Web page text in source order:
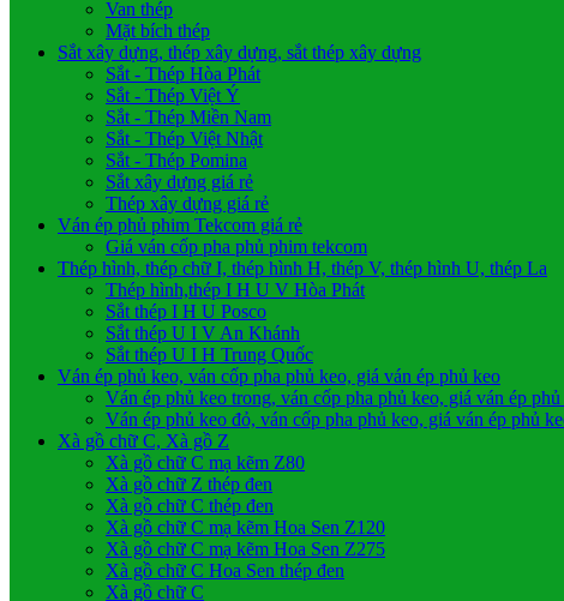
Van thép
Mặt bích thép
Sắt xây dựng, thép xây dựng, sắt thép xây dựng
Sắt - Thép Hòa Phát
Sắt - Thép Việt Ý
Sắt - Thép Miền Nam
Sắt - Thép Việt Nhật
Sắt - Thép Pomina
Sắt xây dựng giá rẻ
Thép xây dựng giá rẻ
Ván ép phủ phim Tekcom giá rẻ
Giá ván cốp pha phủ phim tekcom
Thép hình, thép chữ I, thép hình H, thép V, thép hình U, thép La
Thép hình,thép I H U V Hòa Phát
Sắt thép I H U Posco
Sắt thép U I V An Khánh
Sắt thép U I H Trung Quốc
Ván ép phủ keo, ván cốp pha phủ keo, giá ván ép phủ keo
Ván ép phủ keo trong, ván cốp pha phủ keo, giá ván ép
Ván ép phủ keo đỏ, ván cốp pha phủ keo, giá ván ép phủ
Xà gồ chữ C, Xà gồ Z
Xà gồ chữ C mạ kẽm Z80
Xà gồ chữ Z thép đen
Xà gồ chữ C thép đen
Xà gồ chữ C mạ kẽm Hoa Sen Z120
Xà gồ chữ C mạ kẽm Hoa Sen Z275
Xà gồ chữ C Hoa Sen thép đen
Xà gồ chữ C